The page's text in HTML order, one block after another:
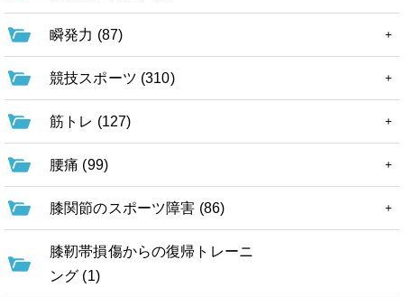
瞬発力 (87)
競技スポーツ (310)
筋トレ (127)
腰痛 (99)
膝関節のスポーツ障害 (86)
膝靭帯損傷からの復帰トレーニ
ング (1)